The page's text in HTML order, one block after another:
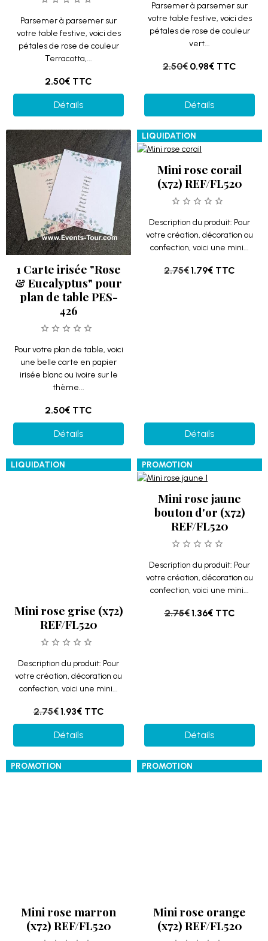
Parsemer à parsemer sur
votre table festive, voici des
pétales de rose de couleur
Terracotta,...
2.50€ TTC
Détails
Parsemer à parsemer sur
votre table festive, voici des
pétales de rose de couleur
vert...
2.50€ 0.98€ TTC
Détails
1 Carte irisée "Rose
& Eucalyptus" pour
plan de table PES-
426
Pour votre plan de table, voici
une belle carte en papier
irisée blanc ou ivoire sur le
thème...
2.50€ TTC
Détails
LIQUIDATION
Mini rose corail
(x72) REF/FL520
Description du produit: Pour
votre création, décoration ou
confection, voici une mini...
2.75€1.79€ TTC
Détails
LIQUIDATION
Détails
PROMOTION
Mini rose jaune
bouton d'or (x72)
REF/FL520
Description du produit: Pour
votre création, décoration ou
confection, voici une mini...
2.75€1.36€ TTC
PROMOTION
(x72) REF/FL520
votre création, décoration ou
votre création, décoration ou